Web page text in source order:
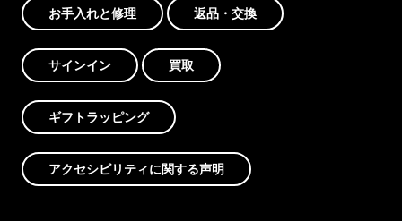
お手入れと修理 返品・交換
サインイン 買取
ギフトラッピング
アクセシビリティに関する声明